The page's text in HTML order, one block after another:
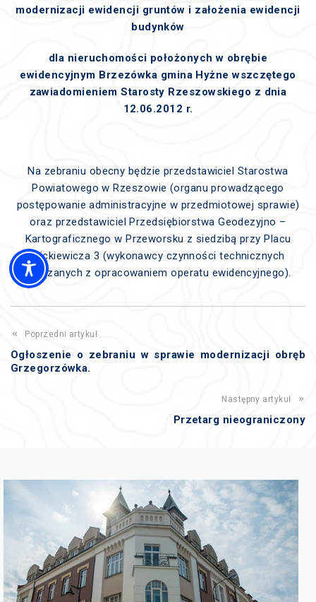
modernizacji ewidencji gruntów i założenia ewidencji
budynków
dla nieruchomości położonych w obrębie
ewidencyjnym Brzezówka gmina Hyżne wszczętego
zawiadomieniem Starosty Rzeszowskiego z dnia
12.06.2012 r.
Na zebraniu obecny będzie przedstawiciel Starostwa
Powiatowego w Rzeszowie (organu prowadzącego
postępowanie administracyjne w przedmiotowej sprawie)
oraz przedstawiciel Przedsiębiorstwa Geodezyjno –
Kartograficznego w Przeworsku z siedzibą przy Placu
Mickiewicza 3 (wykonawcy czynności technicznych
związanych z opracowaniem operatu ewidencyjnego).
Poprzedni artykuł
Ogłoszenie o zebraniu w sprawie modernizacji obręb
Grzegorzówka.
Następny artykuł
Przetarg nieograniczony